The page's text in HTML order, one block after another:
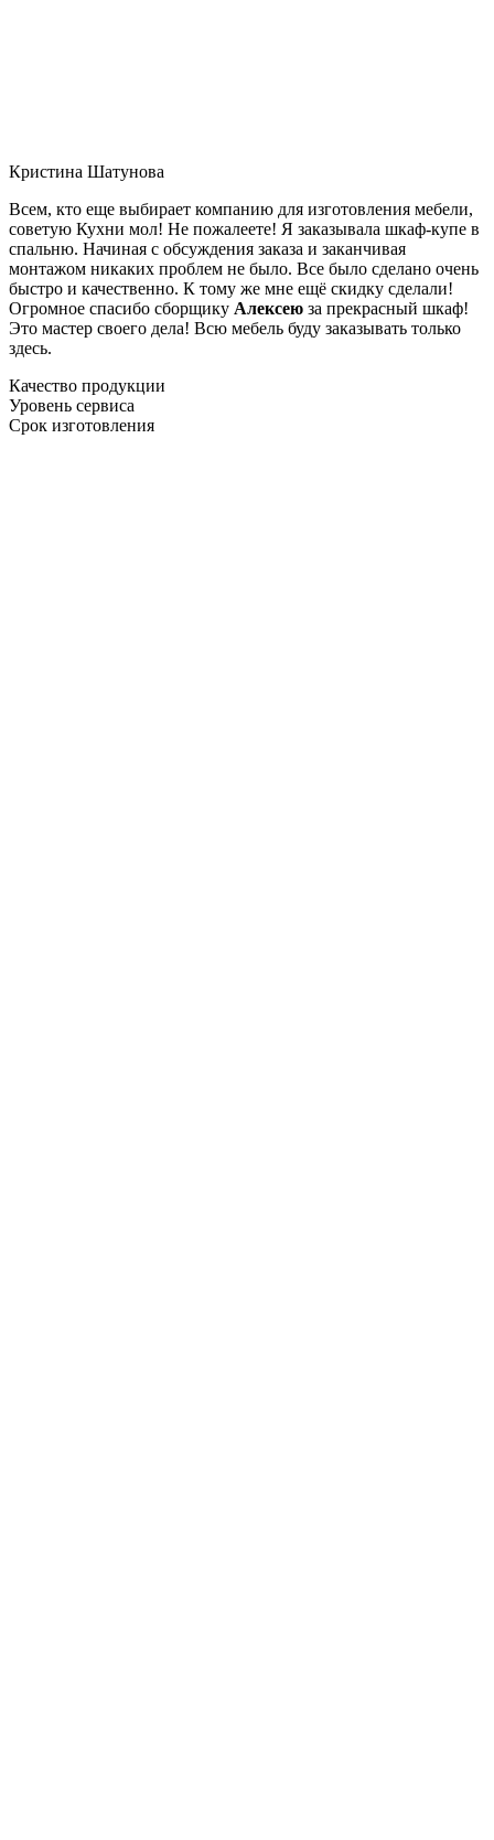
Кристина Шатунова
Всем, кто еще выбирает компанию для изготовления мебели,
советую Кухни мол! Не пожалеете! Я заказывала шкаф-купе в
спальню. Начиная с обсуждения заказа и заканчивая
монтажом никаких проблем не было. Все было сделано очень
быстро и качественно. К тому же мне ещё скидку сделали!
Огромное спасибо сборщику Алексею за прекрасный шкаф!
Это мастер своего дела! Всю мебель буду заказывать только
здесь.
Качество продукции
Уровень сервиса
Срок изготовления